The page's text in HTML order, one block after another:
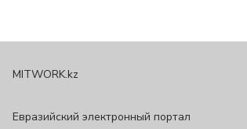
MITWORK.kz
Евразийский электронный портал